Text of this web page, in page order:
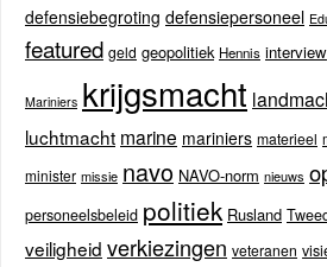
defensiebegroting defensiepersoneel
featured geld geopolitiek Hennis interview
Mariniers krijgsmacht
luchtmacht marine mariniers materieel
minister missie navo NAVO-norm nieuws
personeelsbeleid politiek Rusland
veiligheid verkiezingen veteranen